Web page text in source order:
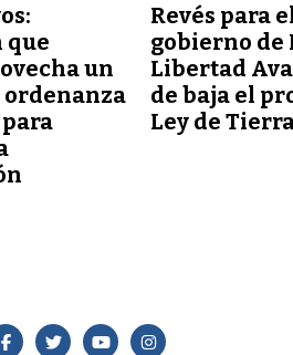
que
un
Revés para
gobierno de
Libertad
de baja el
Ley de